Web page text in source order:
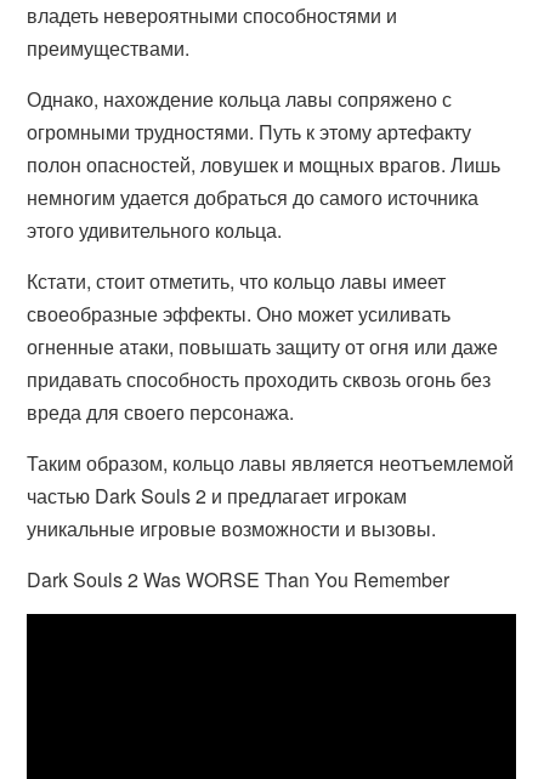
владеть невероятными способностями и
преимуществами.
Однако, нахождение кольца лавы сопряжено с
огромными трудностями. Путь к этому артефакту
полон опасностей, ловушек и мощных врагов. Лишь
немногим удается добраться до самого источника
этого удивительного кольца.
Кстати, стоит отметить, что кольцо лавы имеет
своеобразные эффекты. Оно может усиливать
огненные атаки, повышать защиту от огня или даже
придавать способность проходить сквозь огонь без
вреда для своего персонажа.
Таким образом, кольцо лавы является неотъемлемой
частью Dark Souls 2 и предлагает игрокам
уникальные игровые возможности и вызовы.
Dark Souls 2 Was WORSE Than You Remember